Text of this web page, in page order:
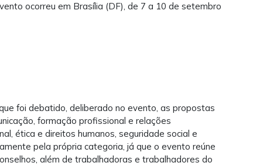
ocorreu em Brasília (DF), de 7 a 10 de setembro
foi debatido, deliberado no evento, as propostas
formação profissional e relações
ética e direitos humanos, seguridade social e
pela própria categoria, já que o evento reúne
além de trabalhadoras e trabalhadores do